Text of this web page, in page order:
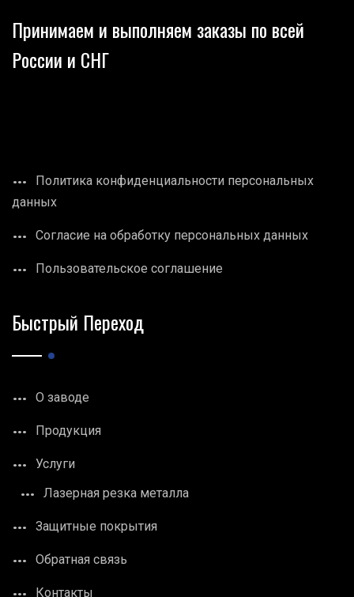
Принимаем и выполняем заказы по всей
России и СНГ
Политика конфиденциальности персональных
данных
Согласие на обработку персональных данных
Пользовательское соглашение
Быстрый Переход
О заводе
Продукция
Услуги
Лазерная резка металла
Защитные покрытия
Обратная связь
Контакты